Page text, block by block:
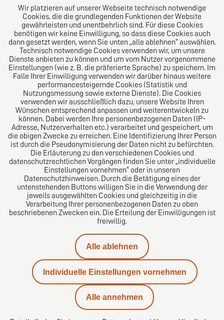
und die vertrauensvolle Zusammenarbeit mit dem
Mandanten die Grundlage sind, um den uns
anvertrauten Anliegen bestmöglich dienen zu können.
Folgen Sie uns auf
Das europäische Kanzlei-Netzwerk
Datenschutzerklärung
Wir platzieren auf unserer Webseite technisch notwendige
Cookies, die die grundlegenden Funktionen der Website
gewährleisten und unentbehrlich sind. Für diese Cookies
benötigen wir keine Einwilligung, so dass diese Cookies auch
dann gesetzt werden, wenn Sie unten „alle ablehnen“ auswählen.
Technisch notwendige Cookies verwenden wir, um unsere
Dienste anbieten zu können und um vom Nutzer vorgenommene
Einstellungen (wie z. B. die präferierte Sprache) zu speichern. Im
Falle Ihrer Einwilligung verwenden wir darüber hinaus weitere
performancesteigernde Cookies (Statistik und
Nutzungsmessung sowie externe Dienste). Die Cookies
verwenden wir ausschließlich dazu, unsere Website Ihren
Wünschen entsprechend anpassen und weiterentwickeln zu
können. Dabei werden Ihre personenbezogenen Daten (IP-
Adresse, Nutzerverhalten etc.) verarbeitet und gespeichert, um
die obigen Zwecke zu erreichen. Eine Identifizierung Ihrer Person
ist durch die Pseudonymisierung der Daten nicht zu befürchten.
Die Erläuterung zu den verschiedenen Cookies und
datenschutzrechtlichen Vorgängen finden Sie unter „individuelle
Einstellungen vornehmen“ oder in unseren
Datenschutzhinweisen. Durch die Betätigung eines der
untenstehenden Buttons willigen Sie in die Verwendung der
jeweils ausgewählten Cookies und gleichzeitig in die
Verarbeitung Ihrer personenbezogenen Daten zu oben
beschriebenen Zwecken ein. Die Erteilung der Einwilligungen ist
freiwillig.
Alle ablehnen
Individuelle Einstellungen vornehmen
Alle annehmen